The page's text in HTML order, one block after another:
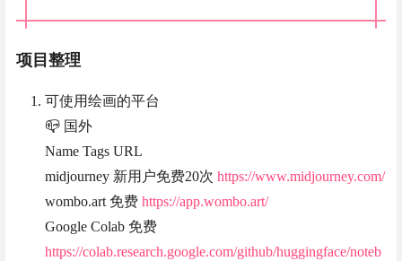
项目整理
可使用绘画的平台
📪 国外
Name Tags URL
midjourney 新用户免费20次 https://www.midjourney.com/
wombo.art 免费 https://app.wombo.art/
Google Colab 免费
https://colab.research.google.com/github/huggingface/noteb